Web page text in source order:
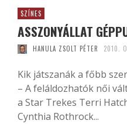
SZÍNES
ASSZONYÁLLAT
HANULA ZSOLT PÉTER 2010.
Kik játszanák a főbb
– A feláldozhatók női
a Star Trekes Terri
Cynthia Rothrock...